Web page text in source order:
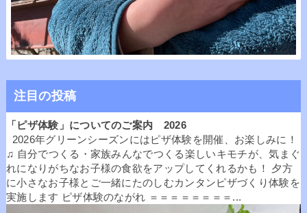
注目の投稿
「ピザ体験」についてのご案内 2026
2026年グリーンシーズンにはピザ体験を開催、お楽しみに！
♫ 自分でつくる・家族みんなでつくる楽しいキモチが、気まぐ
れになりがちなお子様の食欲をアップしてくれるかも！ 夕方
に小さなお子様とご一緒にたのしむカンタンピザづくり体験を
実施します ピザ体験のながれ ＝＝＝＝＝＝＝＝...